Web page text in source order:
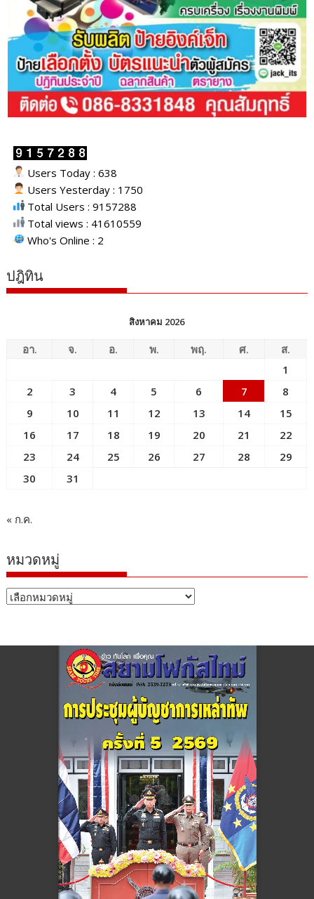
Users Today : 638
Users Yesterday : 1750
Total Users : 9157288
Total views : 41610559
Who's Online : 2
ปฎิทิน
สิงหาคม 2026
อา. จ. อ. พ. พฤ. ศ.
ส.
1
2
3 4 5 6 7
8
9
10 11 12 13 14
15
16
17 18 19 20 21
22
23
24 25 26 27 28
29
30
31
« ก.ค.
หมวดหมู่
หมวด